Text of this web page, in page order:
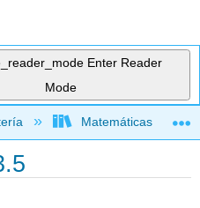
Enter Reader
Mode
global
Matemáticas